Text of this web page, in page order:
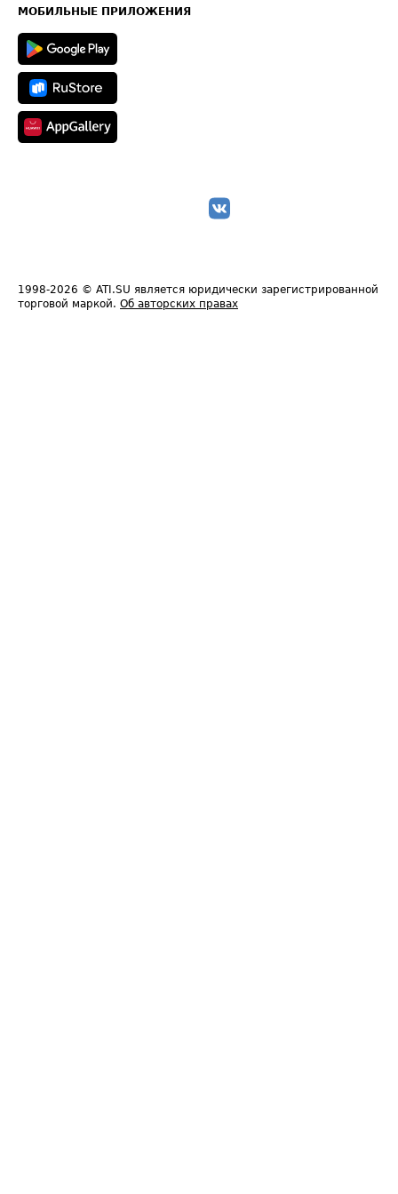
Техническая информация
МОБИЛЬНЫЕ ПРИЛОЖЕНИЯ
1998-2026 © ATI.SU является юридически зарегистрированной
торговой маркой. Об авторских правах